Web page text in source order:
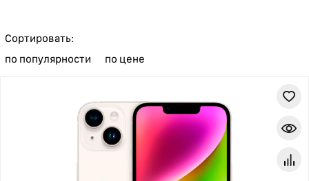
Сортировать:
по популярности
по цене